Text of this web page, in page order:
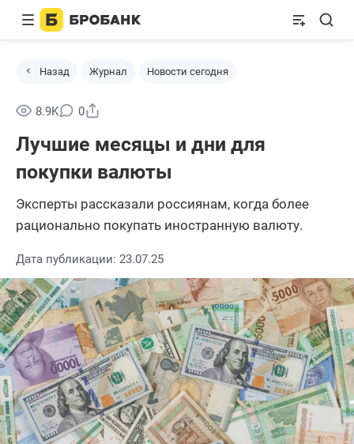
Назад Журнал Новости сегодня
8.9K 0
Лучшие месяцы и дни для
покупки валюты
Эксперты рассказали россиянам, когда более
рационально покупать иностранную валюту.
Дата публикации: 23.07.25